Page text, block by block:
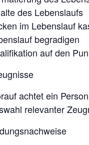
des Lebenslaufs
im Lebenslauf
begradigen
auf den
achtet ein
relevanter